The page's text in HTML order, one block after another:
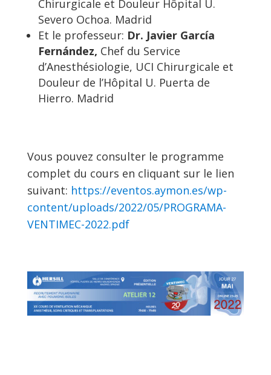
Chirurgicale et Douleur Hôpital U.
Severo Ochoa. Madrid
Et le professeur: Dr. Javier García
Fernández, Chef du Service
d’Anesthésiologie, UCI Chirurgicale et
Douleur de l’Hôpital U. Puerta de
Hierro. Madrid
Vous pouvez consulter le programme
complet du cours en cliquant sur le lien
suivant: https://eventos.aymon.es/wp-
content/uploads/2022/05/PROGRAMA-
VENTIMEC-2022.pdf